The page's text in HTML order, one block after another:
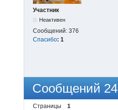
Участник
Неактивен
Сообщений: 376
Спасибо: 1
Сообщений 24
Страницы 1